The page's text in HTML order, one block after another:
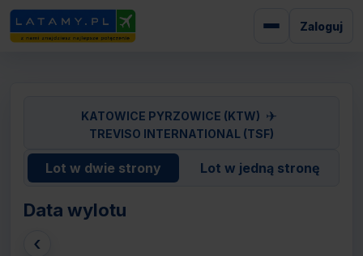
Zaloguj
KATOWICE PYRZOWICE (KTW) ✈
TREVISO INTERNATIONAL (TSF)
Lot w dwie strony Lot w jedną stronę
Data wylotu
‹